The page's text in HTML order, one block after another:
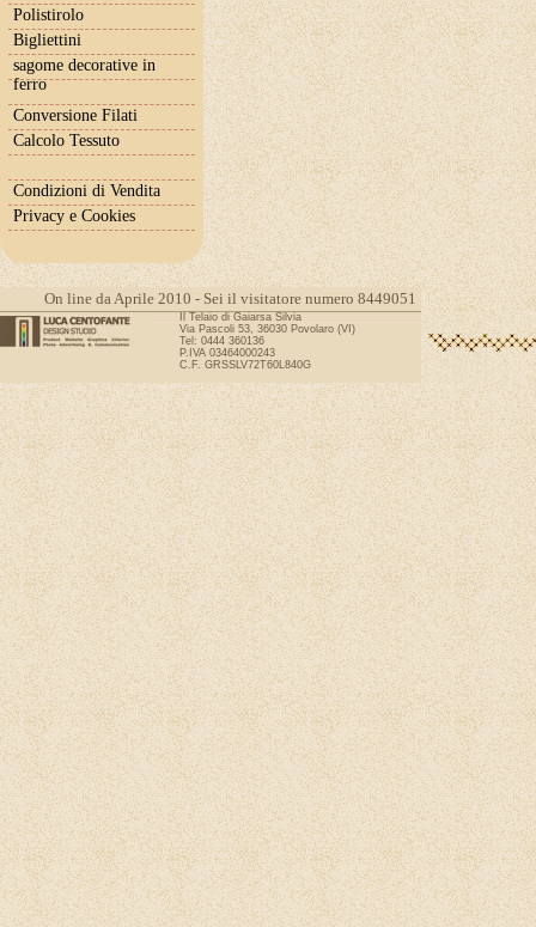
Polistirolo
Bigliettini
sagome decorative in
ferro
Conversione Filati
Calcolo Tessuto
Condizioni di Vendita
Privacy e Cookies
On line da Aprile 2010 - Sei il visitatore numero 8449051
Il Telaio di Gaiarsa Silvia
Via Pascoli 53, 36030 Povolaro (VI)
Tel: 0444 360136
P.IVA 03464000243
C.F. GRSSLV72T60L840G